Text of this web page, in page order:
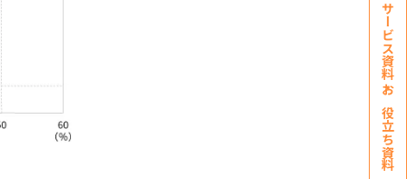
サービス資料・
お役立ち資料